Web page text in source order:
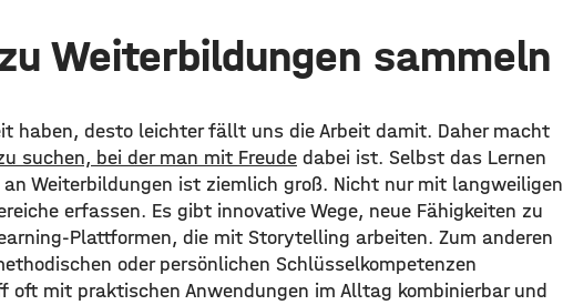
Weiterbildungen sammeln
haben, desto leichter fällt uns die Arbeit damit. Daher macht
suchen, bei der man mit Freude dabei ist. Selbst das Lernen
Weiterbildungen ist ziemlich groß. Nicht nur mit langweiligen
erfassen. Es gibt innovative Wege, neue Fähigkeiten zu
Plattformen, die mit Storytelling arbeiten. Zum anderen
oder persönlichen Schlüsselkompetenzen
oft mit praktischen Anwendungen im Alltag kombinierbar und